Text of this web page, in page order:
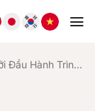
Phục Giấc Mơ Đức